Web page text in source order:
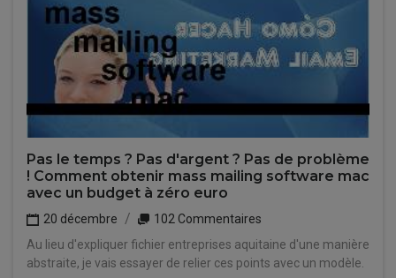
Pas le temps ? Pas d'argent ? Pas de problème
! Comment obtenir mass mailing software mac
avec un budget à zéro euro
20 décembre
102 Commentaires
Au lieu d'expliquer fichier entreprises aquitaine d'une manière
abstraite, je vais essayer de relier ces points avec un modèle.